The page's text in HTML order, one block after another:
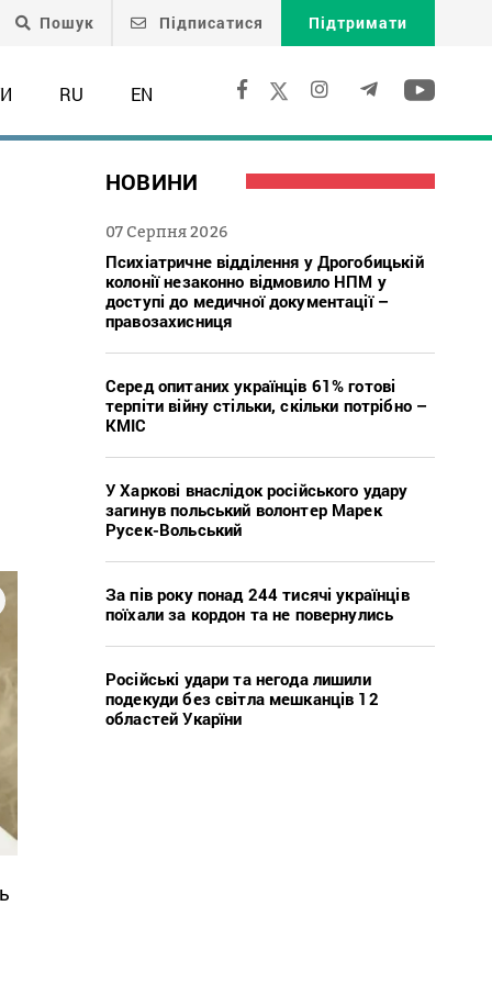
Пошук Підписатися Підтримати
RU EN
НОВИНИ
07 Серпня 2026
Психіатричне відділення у Дрогобицькій
колонії незаконно відмовило НПМ у
доступі до медичної документації –
правозахисниця
Серед опитаних українців 61% готові
терпіти війну стільки, скільки потрібно –
КМІС
У Харкові внаслідок російського удару
загинув польський волонтер Марек
Русек-Вольський
За пів року понад 244 тисячі українців
поїхали за кордон та не повернулись
Російські удари та негода лишили
подекуди без світла мешканців 12
областей Укарїни